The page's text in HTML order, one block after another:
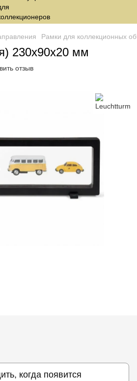
Рамки для коллекционных
230x90x20 мм
отзыв
когда появится